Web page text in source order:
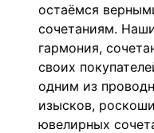
остаёмся
сочетаниям.
гармония,
своих
одним из
изысков,
ювелирных